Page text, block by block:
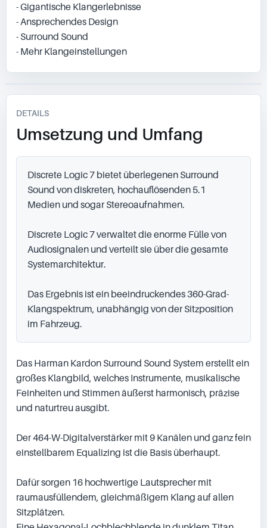
- Gigantische Klangerlebnisse
- Ansprechendes Design
- Surround Sound
- Mehr Klangeinstellungen
DETAILS
Umsetzung und Umfang
Discrete Logic 7 bietet überlegenen Surround
Sound von diskreten, hochauflösenden 5.1
Medien und sogar Stereoaufnahmen.
Discrete Logic 7 verwaltet die enorme Fülle von
Audiosignalen und verteilt sie über die gesamte
Systemarchitektur.
Das Ergebnis ist ein beeindruckendes 360-Grad-
Klangspektrum, unabhängig von der Sitzposition
im Fahrzeug.
Das Harman Kardon Surround Sound System erstellt ein
großes Klangbild, welches Instrumente, musikalische
Feinheiten und Stimmen äußerst harmonisch, präzise
und naturtreu ausgibt.
Der 464-W-Digitalverstärker mit 9 Kanälen und ganz fein
einstellbarem Equalizing ist die Basis überhaupt.
Dafür sorgen 16 hochwertige Lautsprecher mit
raumausfüllendem, gleichmäßigem Klang auf allen
Sitzplätzen.